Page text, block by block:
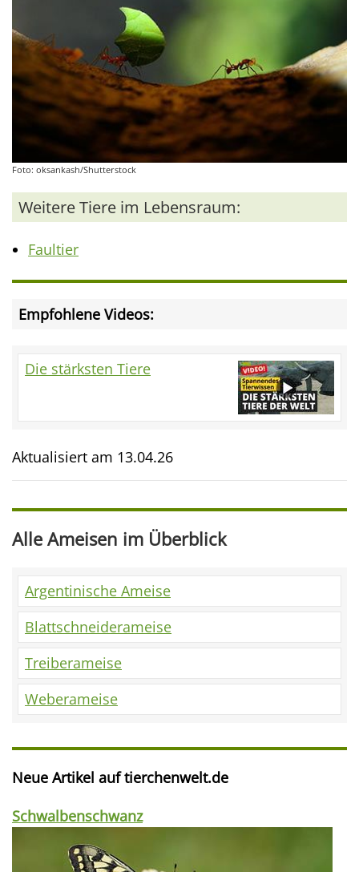
Foto: oksankash/Shutterstock
Weitere Tiere im Lebensraum:
Faultier
Empfohlene Videos:
Die stärksten Tiere
Aktualisiert am 13.04.26
Alle Ameisen im Überblick
Argentinische Ameise
Blattschneiderameise
Treiberameise
Weberameise
Neue Artikel auf tierchenwelt.de
Schwalbenschwanz